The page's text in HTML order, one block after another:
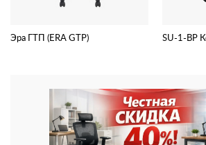
Эра ГТП (ERA GTP) SU-1-BP